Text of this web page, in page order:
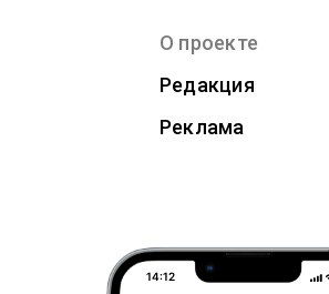
О проекте
Редакция
Реклама
14:12